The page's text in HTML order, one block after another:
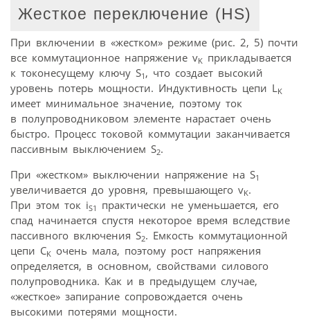
Жесткое переключение (HS)
При включении в «жестком» режиме (рис. 2, 5) почти
все коммутационное напряжение vK прикладывается
к токонесущему ключу S1 , что создает высокий
уровень потерь мощности. Индуктивность цепи L K
имеет минимальное значение, поэтому ток
в полупроводниковом элементе нарастает очень
быстро. Процесс токовой коммутации заканчивается
пассивным выключением S2.
При «жестком» выключении напряжение на S1
увеличивается до уровня, превышающего vK.
При этом ток iS1
практически не уменьшается, его
спад начинается спустя некоторое время вследствие
пассивного включения S2. Емкость коммутационной
цепи CK очень мала, поэтому рост напряжения
определяется, в основном, свойствами силового
полупроводника. Как и в предыдущем случае,
«жесткое» запирание сопровождается очень
высокими потерями мощности.